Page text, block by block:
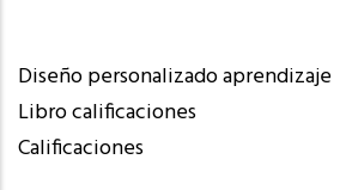
Diseño personalizado aprendizaje
Libro calificaciones
Calificaciones